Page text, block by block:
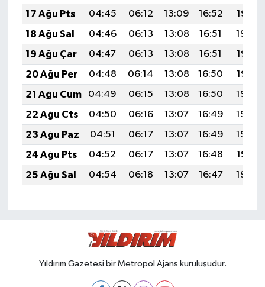
17 Ağu Pts
04:45 06:12 13:09 16:52
19:56
18 Ağu Sal
04:46 06:13 13:08 16:51
19:54
19 Ağu Çar
04:47 06:13 13:08 16:51
19:53
20 Ağu Per
04:48 06:14 13:08 16:50
19:52
21 Ağu Cum
04:49 06:15 13:08 16:50
19:50
22 Ağu Cts
04:50 06:16 13:07 16:49
19:49
23 Ağu Paz
04:51 06:17 13:07 16:49
19:48
24 Ağu Pts
04:52 06:17 13:07 16:48
19:47
25 Ağu Sal
04:54 06:18 13:07 16:47 19:45
Yıldırım Gazetesi bir Metropol Ajans kuruluşudur.